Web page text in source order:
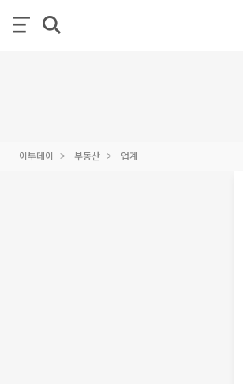
이투데이 부동산 업계